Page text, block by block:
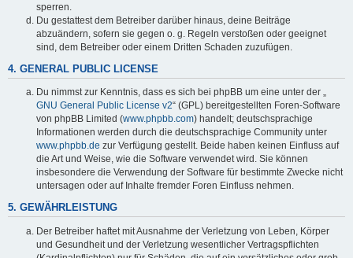
sperren.
Du gestattest dem Betreiber darüber hinaus, deine Beiträge
abzuändern, sofern sie gegen o. g. Regeln verstoßen oder geeignet
sind, dem Betreiber oder einem Dritten Schaden zuzufügen.
4. GENERAL PUBLIC LICENSE
Du nimmst zur Kenntnis, dass es sich bei phpBB um eine unter der „
GNU General Public License v2“ (GPL) bereitgestellten Foren-Software
von phpBB Limited (www.phpbb.com) handelt; deutschsprachige
Informationen werden durch die deutschsprachige Community unter
www.phpbb.de zur Verfügung gestellt. Beide haben keinen Einfluss auf
die Art und Weise, wie die Software verwendet wird. Sie können
insbesondere die Verwendung der Software für bestimmte Zwecke nicht
untersagen oder auf Inhalte fremder Foren Einfluss nehmen.
5. GEWÄHRLEISTUNG
Der Betreiber haftet mit Ausnahme der Verletzung von Leben, Körper
und Gesundheit und der Verletzung wesentlicher Vertragspflichten